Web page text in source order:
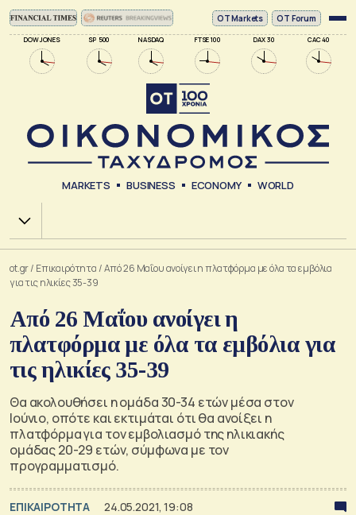
DOW JONES SP 500 NASDAQ FTSE 100 DAX 30 CAC 40
ΟΤ Markets OT Forum
MARKETS BUSINESS ECONOMY WORLD
Χ.Α.
ot.gr/ Επικαιρότητα /Από 26 Μαΐου ανοίγει η πλατφόρμα με όλα τα εμβόλια
για τις ηλικίες 35-39
Από 26 Μαΐου ανοίγει η
πλατφόρμα με όλα τα εμβόλια για
τις ηλικίες 35-39
Θα ακολουθήσει η ομάδα 30-34 ετών μέσα στον
Ιούνιο, οπότε και εκτιμάται ότι θα ανοίξει η
πλατφόρμα για τον εμβολιασμό της ηλικιακής
ομάδας 20-29 ετών, σύμφωνα με τον
προγραμματισμό.
ΕΠΙΚΑΙΡΟΤΗΤΑ 24.05.2021, 19:08